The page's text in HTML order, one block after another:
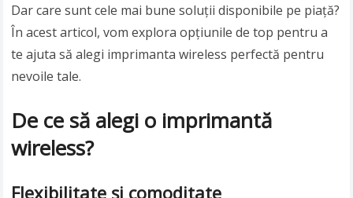
Dar care sunt cele mai bune soluții disponibile pe piață?
În acest articol, vom explora opțiunile de top pentru a
te ajuta să alegi imprimanta wireless perfectă pentru
nevoile tale.
De ce să alegi o imprimantă
wireless?
Flexibilitate și comoditate